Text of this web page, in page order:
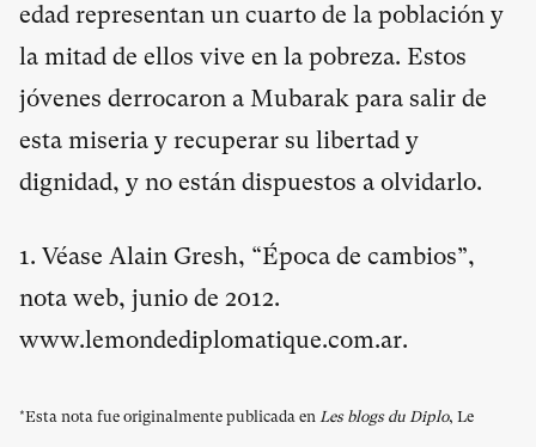
edad representan un cuarto de la población y
la mitad de ellos vive en la pobreza. Estos
jóvenes derrocaron a Mubarak para salir de
esta miseria y recuperar su libertad y
dignidad, y no están dispuestos a olvidarlo.
1. Véase Alain Gresh, “Época de cambios”,
nota web, junio de 2012.
www.lemondediplomatique.com.ar.
*Esta nota fue originalmente publicada en Les blogs du Diplo, Le